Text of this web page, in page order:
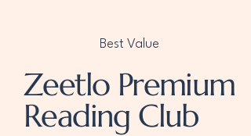
Best Value
Zeetlo Premium
Reading Club